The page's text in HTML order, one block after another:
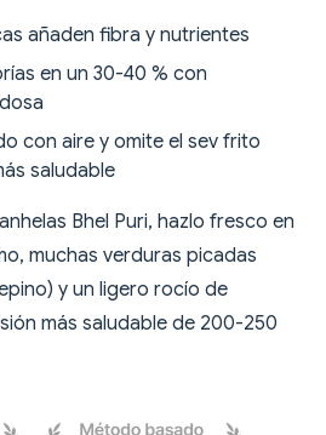
añaden fibra y nutrientes
en un 30-40 % con
con aire y omite el sev frito
saludable
Bhel Puri, hazlo fresco en
muchas verduras picadas
y un ligero rocío de
más saludable de 200-250